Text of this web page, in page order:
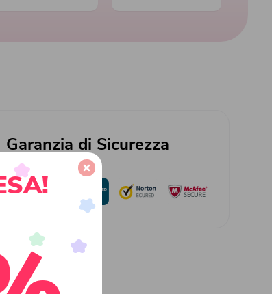
Garanzia di Sicurezza